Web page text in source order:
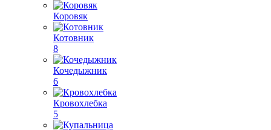
Коровяк
Котовник
8
Кочедыжник
6
Кровохлебка
5